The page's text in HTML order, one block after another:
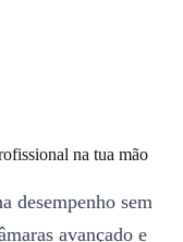
na tua mão
desempenho sem
avançado e